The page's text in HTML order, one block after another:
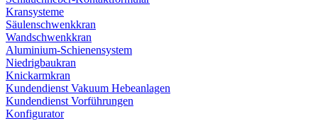
Kransysteme
Säulenschwenkkran
Wandschwenkkran
Aluminium-Schienensystem
Niedrigbaukran
Knickarmkran
Kundendienst Vakuum Hebeanlagen
Kundendienst Vorführungen
Konfigurator